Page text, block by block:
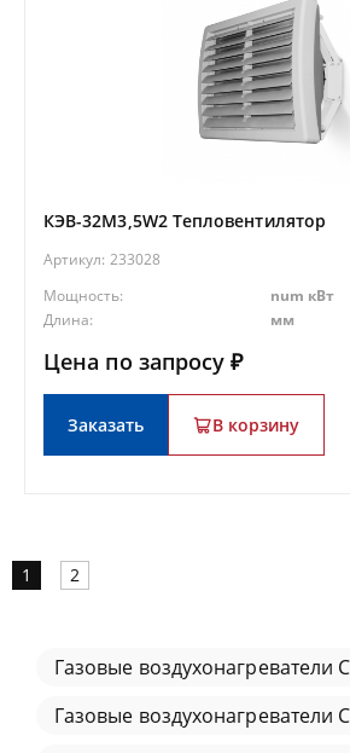
КЭВ-32M3,5W2 Тепловентилятор
Артикул: 233028
Мощность:
num кВт
Длина:
мм
Цена по запросу ₽
Заказать В корзину
1 2
Газовые воздухонагреватели
Газовые воздухонагреватели